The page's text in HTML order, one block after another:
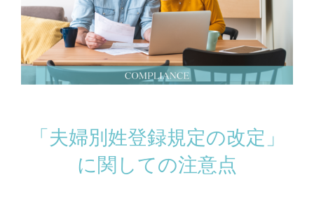
「夫婦別姓登録規定の改定」
に関しての注意点